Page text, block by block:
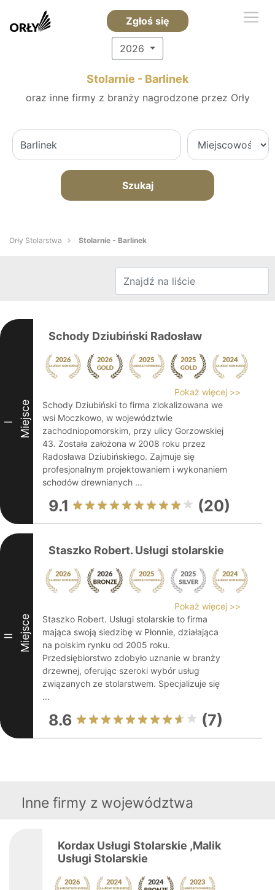
Zgłoś się
2026
Stolarnie - Barlinek
oraz inne firmy z branży nagrodzone przez Orły
Szukaj
Orły Stolarstwa Stolarnie - Barlinek
I Miejsce
Schody Dziubiński Radosław
Pokaż więcej >>
Schody Dziubiński to firma zlokalizowana we
wsi Moczkowo, w województwie
zachodniopomorskim, przy ulicy Gorzowskiej
43. Została założona w 2008 roku przez
Radosława Dziubińskiego. Zajmuje się
profesjonalnym projektowaniem i wykonaniem
schodów drewnianych ...
9.1 (20)
II Miejsce
Staszko Robert. Usługi stolarskie
Pokaż więcej >>
Staszko Robert. Usługi stolarskie to firma
mająca swoją siedzibę w Płonnie, działająca
na polskim rynku od 2005 roku.
Przedsiębiorstwo zdobyło uznanie w branży
drzewnej, oferując szeroki wybór usług
związanych ze stolarstwem. Specjalizuje się
...
8.6 (7)
Inne firmy z województwa
Kordax Usługi Stolarskie ,Malik
Usługi Stolarskie